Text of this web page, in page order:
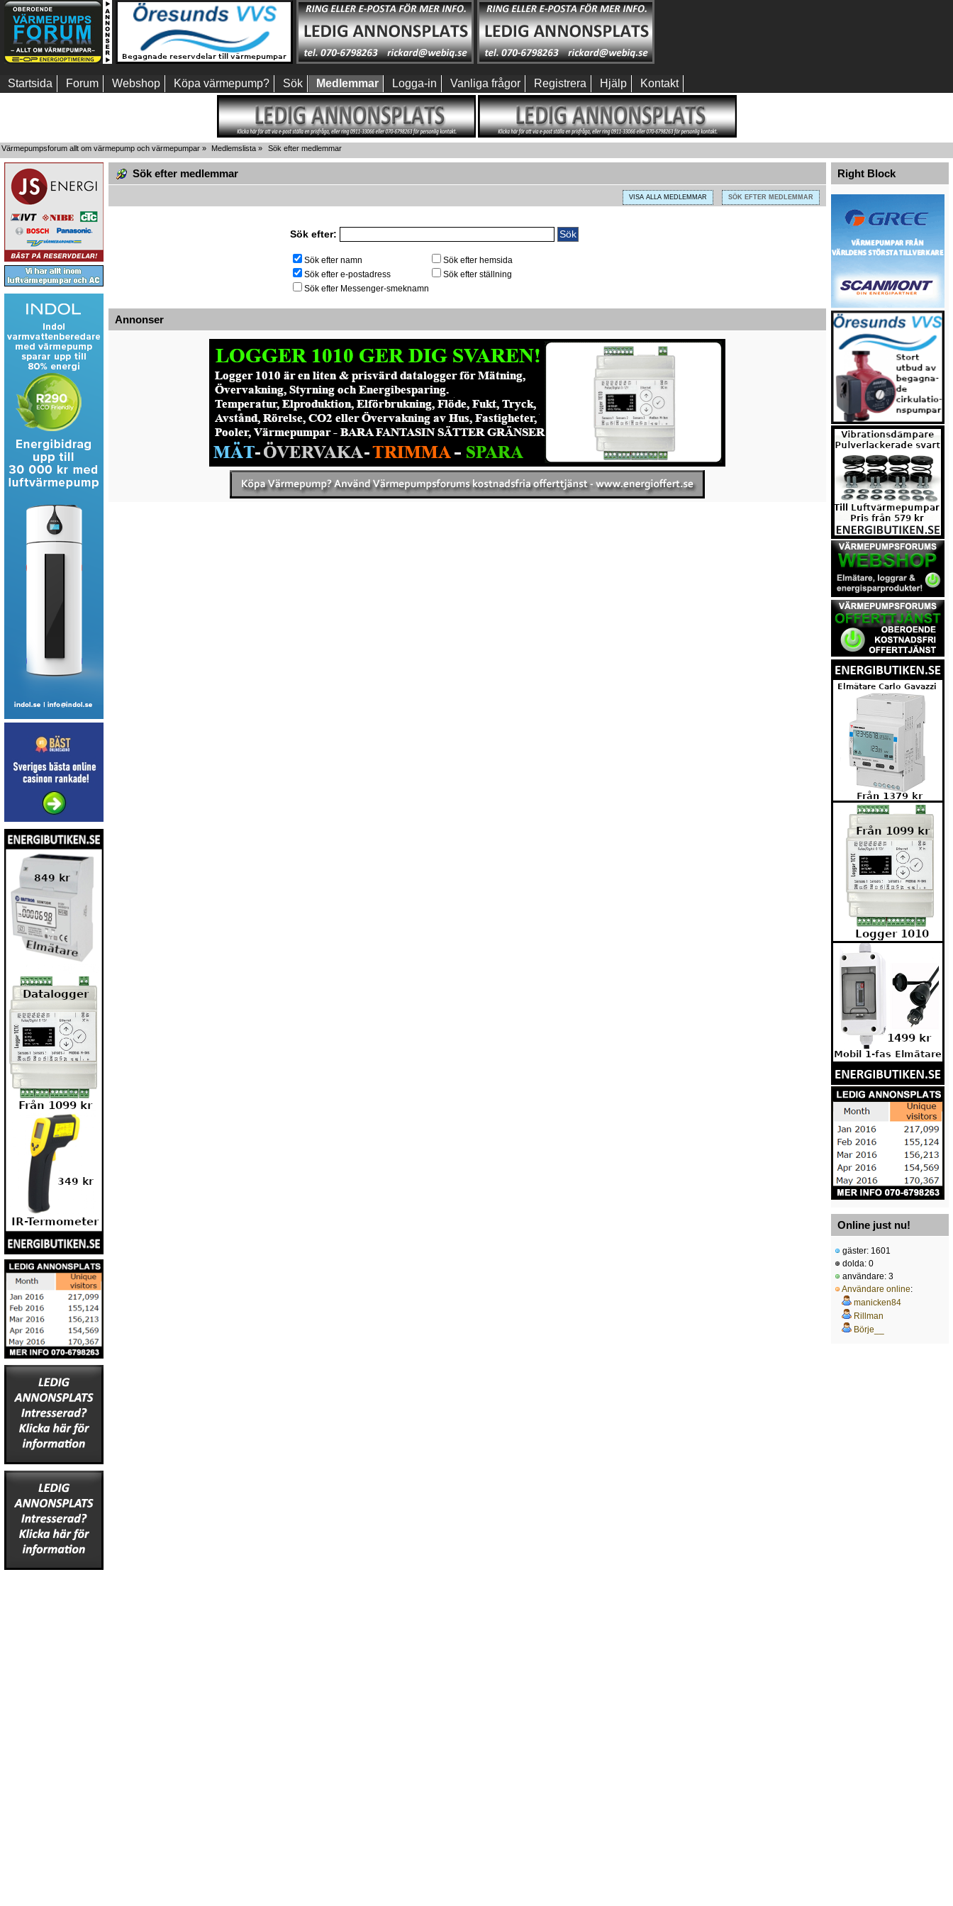
Startsida Forum Webshop Köpa värmepump? Sök Medlemmar Logga-in Vanliga frågor Registrera Hjälp Kontakt
Värmepumpsforum allt om värmepump och värmepumpar » Medlemslista » Sök efter medlemmar
Sök efter medlemmar
VISA ALLA MEDLEMMAR SÖK EFTER MEDLEMMAR
Sök efter:
Sök efter namn
Sök efter e-postadress
Sök efter Messenger-smeknamn
Sök efter hemsida
Sök efter ställning
Annonser
Right Block
Online just nu!
gäster: 1601
dolda: 0
användare: 3
Användare online:
manicken84
Rillman
Börje__